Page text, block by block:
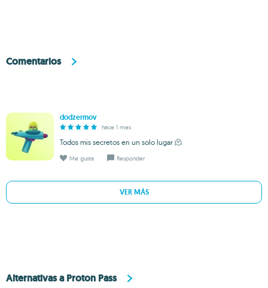
Comentarios
dodzermov
hace 1 mes
Todos mis secretos en un solo lugar 🫠
Me gusta Responder
VER MÁS
Alternativas a Proton Pass